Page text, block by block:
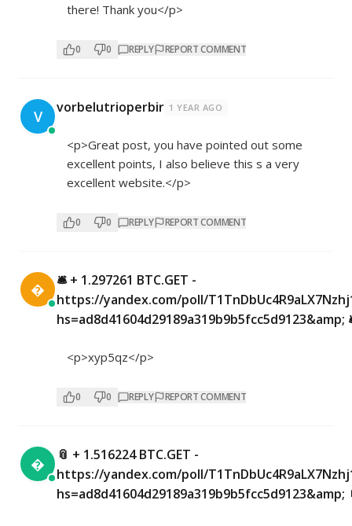
there! Thank you</p>
0 0 REPLY REPORT COMMENT
V vorbelutrioperbir 1 YEAR AGO
<p>Great post, you have pointed out some
excellent points, I also believe this s a very
excellent website.</p>
0 0 REPLY REPORT COMMENT

🛎 + 1.297261 BTC.GET -
https://yandex.com/poll/
hs=ad8d41604d29189a319b9b5fcc5d9123&amp;
<p>xyp5qz</p>
0 0 REPLY REPORT COMMENT

📎 + 1.516224 BTC.GET -
https://yandex.com/poll/
hs=ad8d41604d29189a319b9b5fcc5d9123&amp;